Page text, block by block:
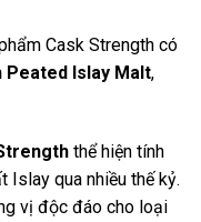
Cask Strength có
Peated Islay Malt,
thể hiện tính
Islay qua nhiều thế kỷ.
vị độc đáo cho loại